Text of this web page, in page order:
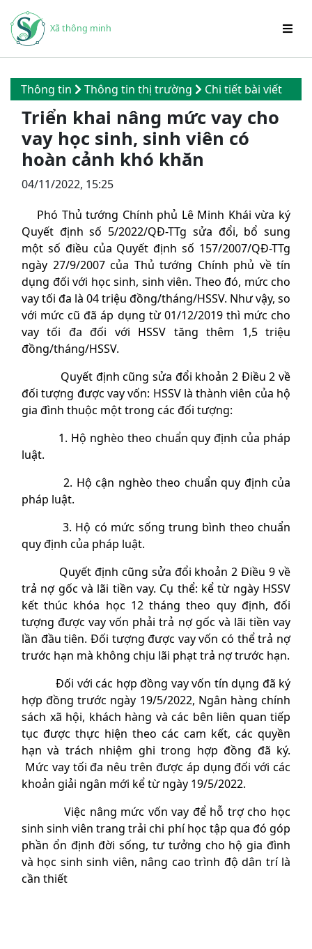
Xã thông minh
Thông tin Thông tin thị trường Chi tiết bài viết
Triển khai nâng mức vay cho
vay học sinh, sinh viên có
hoàn cảnh khó khăn
04/11/2022, 15:25
Phó Thủ tướng Chính phủ Lê Minh Khái vừa ký
Quyết định số 5/2022/QĐ-TTg sửa đổi, bổ sung
một số điều của Quyết định số 157/2007/QĐ-TTg
ngày 27/9/2007 của Thủ tướng Chính phủ về tín
dụng đối với học sinh, sinh viên. Theo đó, mức cho
vay tối đa là 04 triệu đồng/tháng/HSSV. Như vậy, so
với mức cũ đã áp dụng từ 01/12/2019 thì mức cho
vay tối đa đối với HSSV tăng thêm 1,5 triệu
đồng/tháng/HSSV.
Quyết định cũng sửa đổi khoản 2 Điều 2 về
đối tượng được vay vốn: HSSV là thành viên của hộ
gia đình thuộc một trong các đối tượng:
1. Hộ nghèo theo chuẩn quy định của pháp
luật.
2. Hộ cận nghèo theo chuẩn quy định của
pháp luật.
3. Hộ có mức sống trung bình theo chuẩn
quy định của pháp luật.
Quyết định cũng sửa đổi khoản 2 Điều 9 về
trả nợ gốc và lãi tiền vay. Cụ thể: kể từ ngày HSSV
kết thúc khóa học 12 tháng theo quy định, đối
tượng được vay vốn phải trả nợ gốc và lãi tiền vay
lần đầu tiên. Đối tượng được vay vốn có thể trả nợ
trước hạn mà không chịu lãi phạt trả nợ trước hạn.
Đối với các hợp đồng vay vốn tín dụng đã ký
hợp đồng trước ngày 19/5/2022, Ngân hàng chính
sách xã hội, khách hàng và các bên liên quan tiếp
tục được thực hiện theo các cam kết, các quyền
hạn và trách nhiệm ghi trong hợp đồng đã ký.
Mức vay tối đa nêu trên được áp dụng đối với các
khoản giải ngân mới kể từ ngày 19/5/2022.
Việc nâng mức vốn vay để hỗ trợ cho học
sinh sinh viên trang trải chi phí học tập qua đó góp
phần ổn định đời sống, tư tưởng cho hộ gia đình
và học sinh sinh viên, nâng cao trình độ dân trí là
cần thiết